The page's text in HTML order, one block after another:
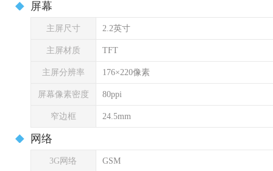
屏幕
主屏尺寸 2.2英寸
主屏材质 TFT
主屏分辨率 176×220像素
屏幕像素密度 80ppi
窄边框 24.5mm
网络
3G网络 GSM